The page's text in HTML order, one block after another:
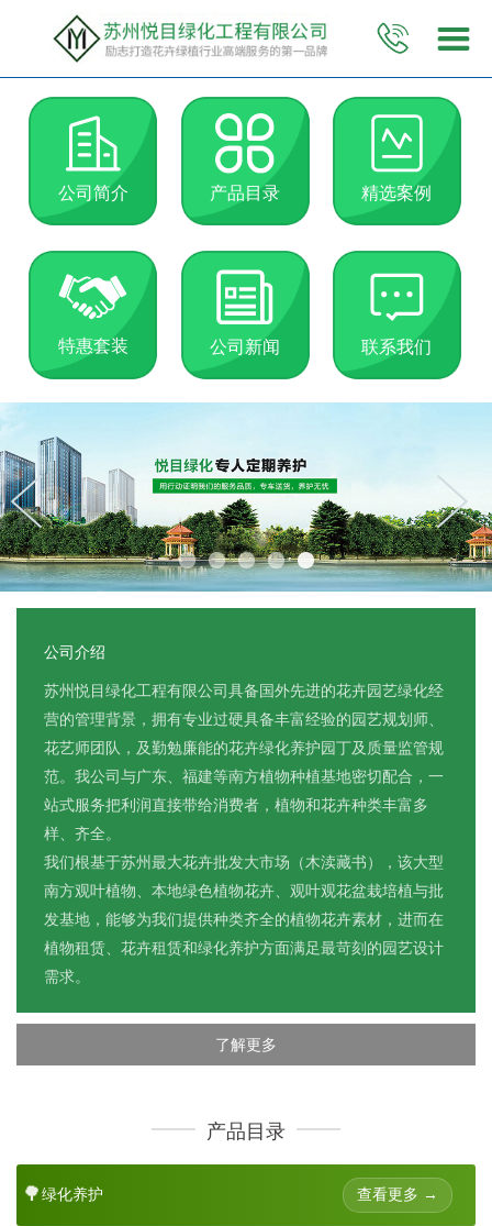
公司简介 产品目录 精选案例
特惠套装 公司新闻 联系我们
公司介绍
苏州悦目绿化工程有限公司具备国外先进的花卉园艺绿化经
营的管理背景，拥有专业过硬具备丰富经验的园艺规划师、
花艺师团队，及勤勉廉能的花卉绿化养护园丁及质量监管规
范。我公司与广东、福建等南方植物种植基地密切配合，一
站式服务把利润直接带给消费者，植物和花卉种类丰富多
样、齐全。
我们根基于苏州最大花卉批发大市场（木渎藏书），该大型
南方观叶植物、本地绿色植物花卉、观叶观花盆栽培植与批
发基地，能够为我们提供种类齐全的植物花卉素材，进而在
植物租赁、花卉租赁和绿化养护方面满足最苛刻的园艺设计
需求。
了解更多
产品目录
🌳绿化养护 查看更多 →